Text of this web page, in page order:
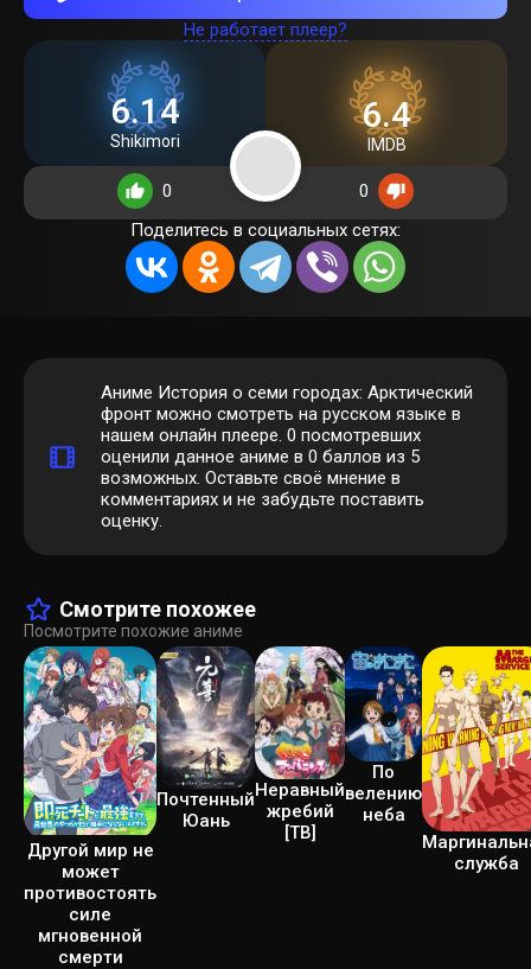
Не работает плеер?
6.14
Shikimori
6.4
IMDB
0
0
Поделитесь в социальных сетях:
Аниме История о семи городах: Арктический
фронт можно смотреть на русском языке в
нашем онлайн плеере. 0 посмотревших
оценили данное аниме в 0 баллов из 5
возможных. Оставьте своё мнение в
комментариях и не забудьте поставить
оценку.
Смотрите похожее
Посмотрите похожие аниме
Другой мир не
может
противостоять
силе
мгновенной
смерти
Почтенный
Юань
Неравный
жребий
[ТВ]
По
велению
неба
служба